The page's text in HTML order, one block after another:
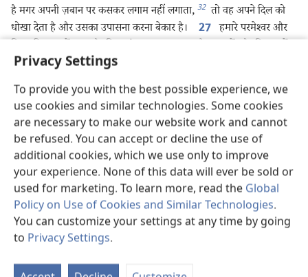
Privacy Settings
To provide you with the best possible experience, we
use cookies and similar technologies. Some cookies
are necessary to make our website work and cannot
be refused. You can accept or decline the use of
additional cookies, which we use only to improve
your experience. None of this data will ever be sold or
used for marketing. To learn more, read the Global
Policy on Use of Cookies and Similar Technologies.
You can customize your settings at any time by going
to Privacy Settings.
है मगर अपनी ज़बान पर कसकर लगाम नहीं लगाता, 32 तो वह अपने दिल को
धोखा देता है और उसका उपासना करना बेकार है।
27 हमारे परमेश्‍वर और
की मुसीबतों में देखभाल की जाए
पिछला अगला
इस प्रकाशन की कॉपीराइट
Copyright ©2026Watch Tower Bible and Tract Society of
Pennsylvania.